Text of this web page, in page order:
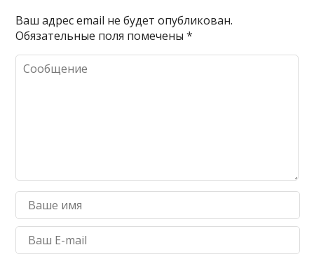
Ваш адрес email не будет опубликован.
Обязательные поля помечены*